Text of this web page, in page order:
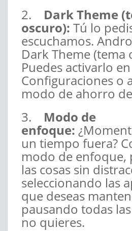
2. Dark Theme
oscuro): Tú lo
escuchamos.
Dark Theme (tema
Puedes activarlo en
Configuraciones o
modo de ahorro
3. Modo de
enfoque:
un tiempo fuera?
modo de enfoque,
las cosas sin
seleccionando las
que deseas
pausando todas
no quieres.